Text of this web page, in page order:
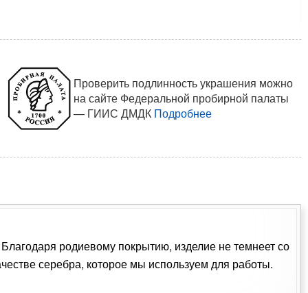
Проверить подлинность украшения можно
на сайте Федеральной пробирной палаты
— ГИИС ДМДК Подробнее
родиевому покрытию, изделие не темнеет со
серебра, которое мы используем для работы.